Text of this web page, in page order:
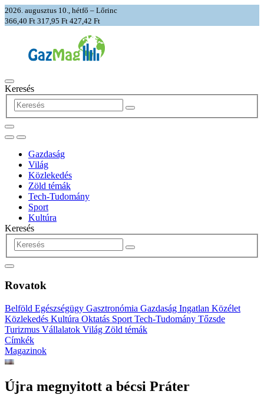
2026. augusztus 10., hétfő – Lőrinc
366,40 Ft 317,95 Ft 427,42 Ft
Keresés
Gazdaság
Világ
Közlekedés
Zöld témák
Tech-Tudomány
Sport
Kultúra
Keresés
Rovatok
Belföld Egészségügy Gasztronómia Gazdaság Ingatlan Közélet
Közlekedés Kultúra Oktatás Sport Tech-Tudomány Tőzsde
Turizmus Vállalatok Világ Zöld témák
Címkék
Magazinok
Újra megnyitott a bécsi Práter